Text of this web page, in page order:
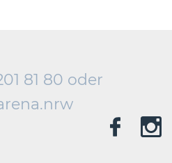
81 80 oder
nrw